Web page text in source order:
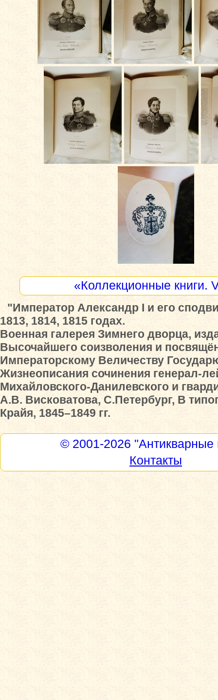
«Коллекционные книги.
"Император Александр I и его
1813, 1814, 1815 годах.
Военная галерея Зимнего дворца,
Высочайшего соизволения и
Императорскому Величеству
Жизнеописания сочинения генерал-
Михайловского-Данилевского и
А.В. Висковатова, С.Петербург, В
Крайя, 1845–1849 гг.
© 2001-2026 "Антикварные
Контакты